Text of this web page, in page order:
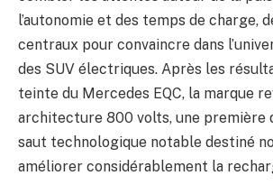
l’autonomie et des temps de charge,
centraux pour convaincre dans
des SUV électriques. Après les
teinte du Mercedes EQC, la marque
architecture 800 volts, une première
saut technologique notable destiné
améliorer considérablement la